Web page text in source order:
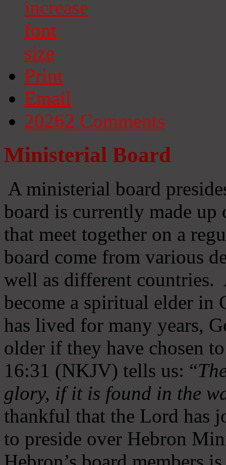
Print
Email
20262 Comments
Ministerial Board
A ministerial board
board is currently made
that meet together on a
board come from various
well as different countries.
become a spiritual elder in
has lived for many years,
older if they have chosen
16:31 (NKJV) tells us: “
glory, if it is found in the
thankful that the Lord has
to preside over Hebron